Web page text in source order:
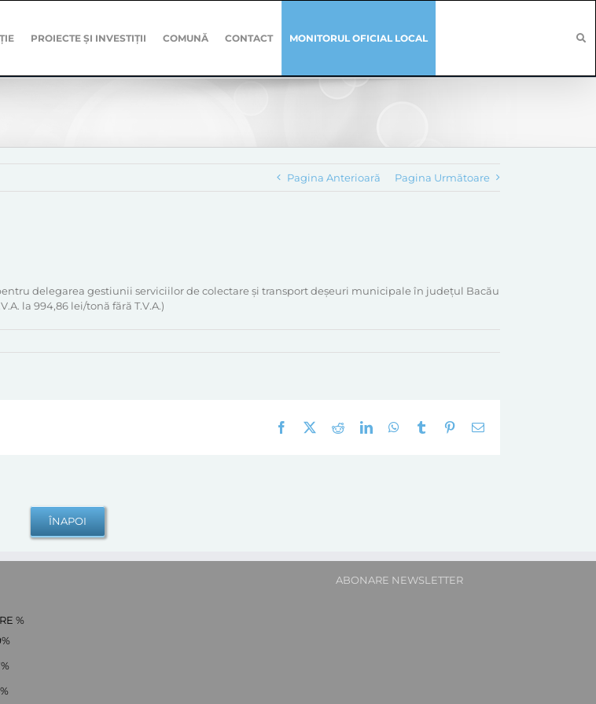
PROIECTE ȘI INVESTIȚII COMUNĂ CONTACT MONITORUL OFICIAL LOCAL
Pagina Anterioară Pagina Următoare
delegarea gestiunii serviciilor de colectare și transport deșeuri municipale în județul Bacău
la 994,86 lei/tonă fără T.V.A.)
Facebook RedditLinkedInWhatsApp
Tumblr Pinterest
E-
%
%
%
%
ABONARE NEWSLETTER